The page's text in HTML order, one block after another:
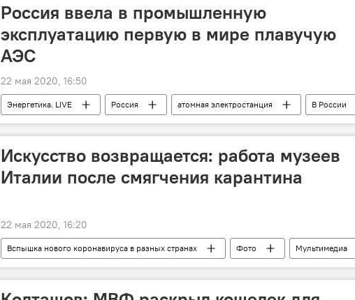
Россия ввела в промышленную
эксплуатацию первую в мире плавучую
АЭС
22 мая 2020, 16:50
Энергетика. LIVE Россия атомная электростанция В России
Искусство возвращается: работа музеев
Италии после смягчения карантина
22 мая 2020, 16:20
Вспышка нового коронавируса в разных странах Фото Мультимедиа